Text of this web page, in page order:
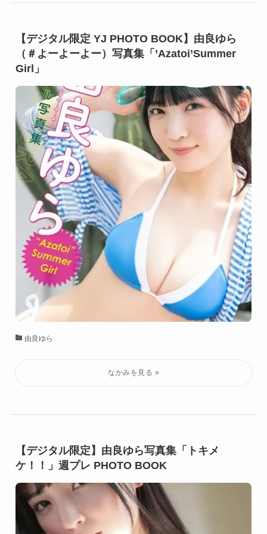
【デジタル限定 YJ PHOTO BOOK】由良ゆら
（＃よーよーよー）写真集「’Azatoi’Summer
Girl」
由良ゆら
【デジタル限定】由良ゆら写真集「トキメ
ケ！！」週プレ PHOTO BOOK